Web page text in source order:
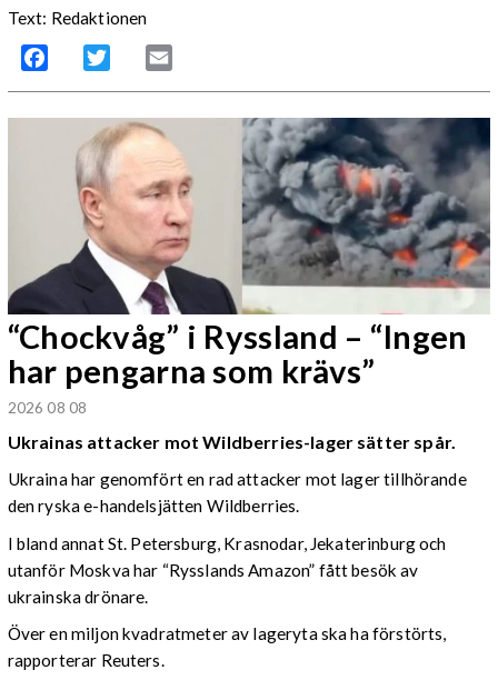
Text: Redaktionen
Facebook Twitter
“Chockvåg” i Ryssland – “Ingen
har pengarna som krävs”
2026 08 08
Ukrainas attacker mot Wildberries-lager sätter spår.
Ukraina har genomfört en rad attacker mot lager tillhörande
den ryska e-handelsjätten Wildberries.
I bland annat St. Petersburg, Krasnodar, Jekaterinburg och
utanför Moskva har “Rysslands Amazon” fått besök av
ukrainska drönare.
Över en miljon kvadratmeter av lageryta ska ha förstörts,
rapporterar Reuters.